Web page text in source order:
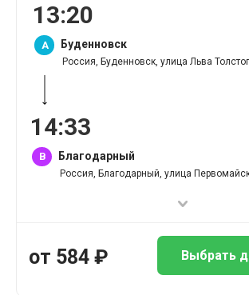
13:20
A Буденновск
Россия, Буденновск, улица Льва
14:33
B Благодарный
Россия, Благодарный, улица
от 584 ₽ Выбрать